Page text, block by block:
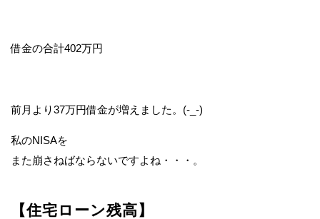
借金の合計402万円
前月より37万円借金が増えました。(-_-)
私のNISAを
また崩さねばならないですよね・・・。
【住宅ローン残高】